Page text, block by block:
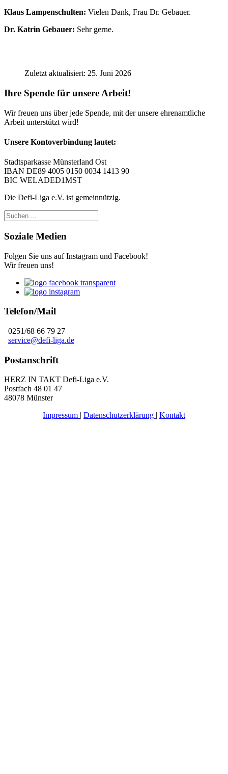
Klaus Lampenschulten: Vielen Dank, Frau Dr. Gebauer.
Dr. Katrin Gebauer: Sehr gerne.
Zuletzt aktualisiert: 25. Juni 2026
Ihre Spende für unsere Arbeit!
Wir freuen uns über jede Spende, mit der unsere ehrenamtliche
Arbeit unterstützt wird!
Unsere Kontoverbindung lautet:
Stadtsparkasse Münsterland Ost
IBAN DE89 4005 0150 0034 1413 90
BIC WELADED1MST
Die Defi-Liga e.V. ist gemeinnützig.
Soziale Medien
Folgen Sie uns auf Instagram und Facebook!
Wir freuen uns!
Telefon/Mail
0251/68 66 79 27
service@defi-liga.de
Postanschrift
HERZ IN TAKT Defi-Liga e.V.
Postfach 48 01 47
48078 Münster
Impressum
Datenschutzerklärung Kontakt